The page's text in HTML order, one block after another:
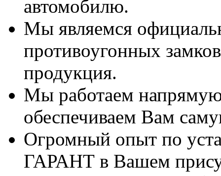
автомобилю.
Мы являемся
противоугонных
продукция.
Мы работаем
обеспечиваем Вам
Огромный опыт по
ГАРАНТ в Вашем